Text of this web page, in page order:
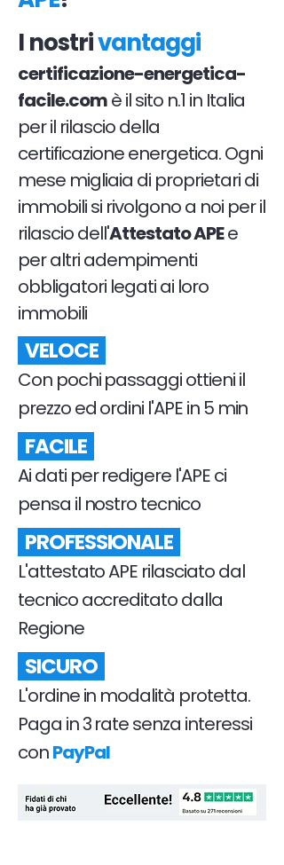
I nostrivantaggi
certificazione-energetica-
facile.comè il sito n.1 in Italia
per il rilascio della
certificazione energetica. Ogni
mese migliaia di proprietari di
immobili si rivolgono a noi per il
rilascio dell'Attestato APEe
per altri adempimenti
obbligatori legati ai loro
immobili
VELOCE
Con pochi passaggi ottieni il
prezzo ed ordini l'APE in 5 min
FACILE
Ai dati per redigere l'APE ci
pensa il nostro tecnico
PROFESSIONALE
L'attestato APE rilasciato dal
tecnico accreditato dalla
Regione
SICURO
L'ordine in modalità protetta.
Paga in 3 rate senza interessi
conPayPal